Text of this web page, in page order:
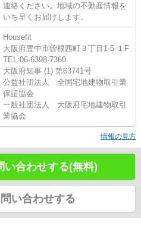
連絡ください。地域の不動産情報を
いち早くお届けします。
Housefit
大阪府豊中市曽根西町３丁目1-5-１F
TEL:06-6398-7360
大阪府知事 (1) 第63741号
公益社団法人 全国宅地建物取引業
保証協会
一般社団法人 大阪府宅地建物取引
業協会
情報の見方
い合わせする(無料)
い合わせする